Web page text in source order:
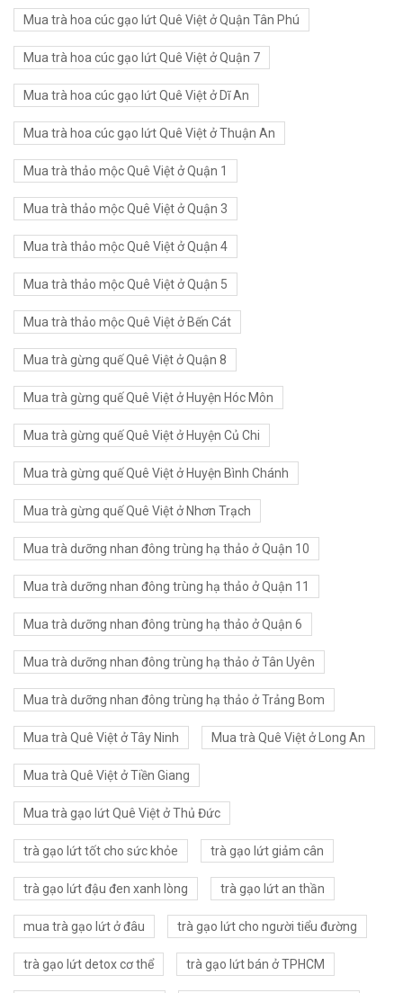
Mua trà hoa cúc gạo lứt Quê Việt ở Quận Tân Phú
Mua trà hoa cúc gạo lứt Quê Việt ở Quận 7
Mua trà hoa cúc gạo lứt Quê Việt ở Dĩ An
Mua trà hoa cúc gạo lứt Quê Việt ở Thuận An
Mua trà thảo mộc Quê Việt ở Quận 1
Mua trà thảo mộc Quê Việt ở Quận 3
Mua trà thảo mộc Quê Việt ở Quận 4
Mua trà thảo mộc Quê Việt ở Quận 5
Mua trà thảo mộc Quê Việt ở Bến Cát
Mua trà gừng quế Quê Việt ở Quận 8
Mua trà gừng quế Quê Việt ở Huyện Hóc Môn
Mua trà gừng quế Quê Việt ở Huyện Củ Chi
Mua trà gừng quế Quê Việt ở Huyện Bình Chánh
Mua trà gừng quế Quê Việt ở Nhơn Trạch
Mua trà dưỡng nhan đông trùng hạ thảo ở Quận 10
Mua trà dưỡng nhan đông trùng hạ thảo ở Quận 11
Mua trà dưỡng nhan đông trùng hạ thảo ở Quận 6
Mua trà dưỡng nhan đông trùng hạ thảo ở Tân Uyên
Mua trà dưỡng nhan đông trùng hạ thảo ở Trảng Bom
Mua trà Quê Việt ở Tây Ninh Mua trà Quê Việt ở Long An
Mua trà Quê Việt ở Tiền Giang
Mua trà gạo lứt Quê Việt ở Thủ Đức
trà gạo lứt tốt cho sức khỏe trà gạo lứt giảm cân
trà gạo lứt đậu đen xanh lòng trà gạo lứt an thần
mua trà gạo lứt ở đâu trà gạo lứt cho người tiểu đường
trà gạo lứt detox cơ thể trà gạo lứt bán ở TPHCM